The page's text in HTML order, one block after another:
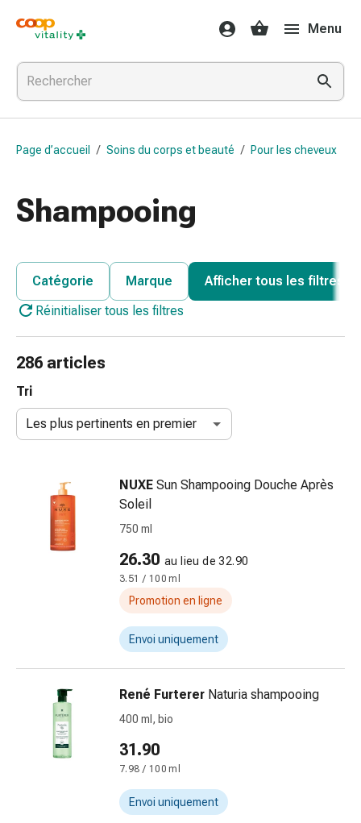
Médicaments
et
santé
Grippe
et
Refroidissement
pour
Médicaments
grippe
le
de
Toux
et
accessoires
Nettoyeur
Mouchoirs
Rhume
plaies
et
des
brûlures
Bandes
élastiques
Compresses
Menu
Page d’accueil / Soins du corps et beauté / Pour les cheveux
Shampooing
Catégorie Marque
Afficher tous les filtres
Réinitialiser tous les filtres
286 articles
Tri
Les plus pertinents en premier
NUXE Sun Shampooing Douche Après
Soleil
750 ml
26.30 au lieu de 32.90
3.51 / 100 ml
Promotion en ligne
Envoi uniquement
René Furterer Naturia shampooing
400 ml, bio
31.90
7.98 / 100 ml
Envoi uniquement